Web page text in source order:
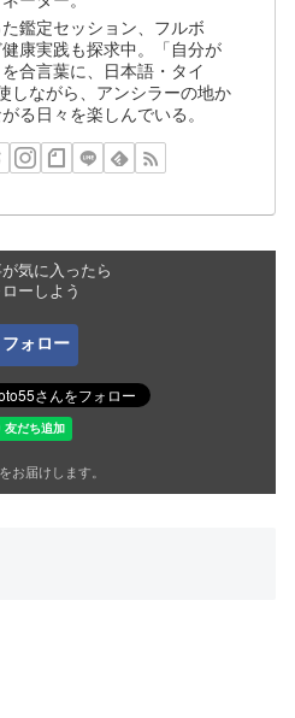
鑑定セッション、フルボ
康実践も探求中。「自分が
合言葉に、日本語・タイ
しながら、アンシラーの地か
る日々を楽しんでいる。
気に入ったら
ーしよう
フォロー
お届けします。